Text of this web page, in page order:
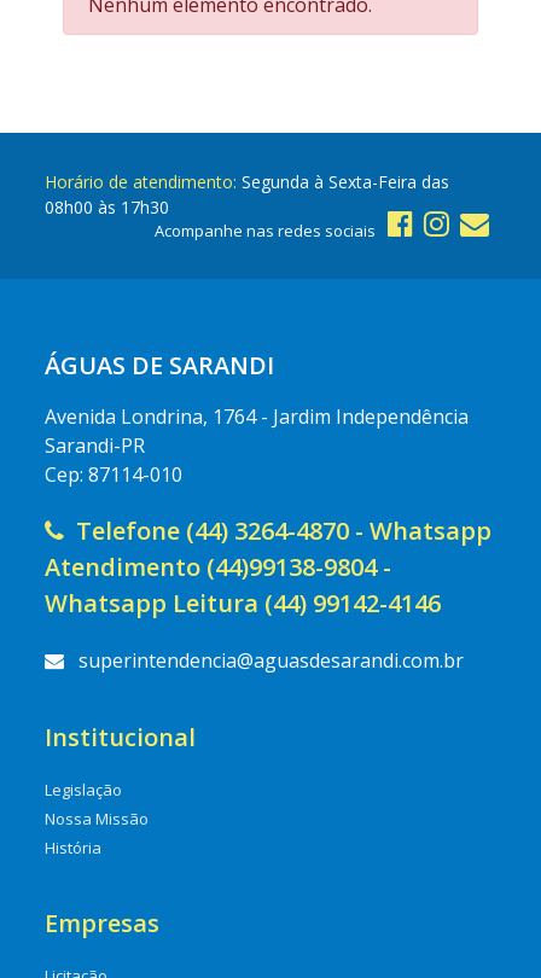
Horário de atendimento: Segunda à Sexta-Feira das
08h00 às 17h30
Acompanhe nas redes sociais
ÁGUAS DE SARANDI
Avenida Londrina, 1764 - Jardim Independência
Sarandi-PR
Cep: 87114-010
Telefone (44) 3264-4870 - Whatsapp
Atendimento (44)99138-9804 -
Whatsapp Leitura (44) 99142-4146
superintendencia@aguasdesarandi.com.br
Institucional
Legislação
Nossa Missão
História
Empresas